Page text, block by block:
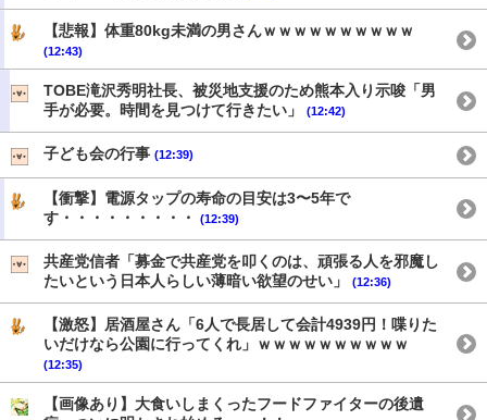
【悲報】体重80kg未満の男さんｗｗｗｗｗｗｗｗｗｗ
(12:43)
TOBE滝沢秀明社長、被災地支援のため熊本入り示唆「男
手が必要。時間を見つけて行きたい」
(12:42)
子ども会の行事 (12:39)
【衝撃】電源タップの寿命の目安は3〜5年で
す・・・・・・・・・
(12:39)
共産党信者「募金で共産党を叩くのは、頑張る人を邪魔し
たいという日本人らしい薄暗い欲望のせい」
(12:36)
【激怒】居酒屋さん「6人で長居して会計4939円！喋りた
いだけなら公園に行ってくれ」ｗｗｗｗｗｗｗｗｗｗ
(12:35)
【画像あり】大食いしまくったフードファイターの後遺